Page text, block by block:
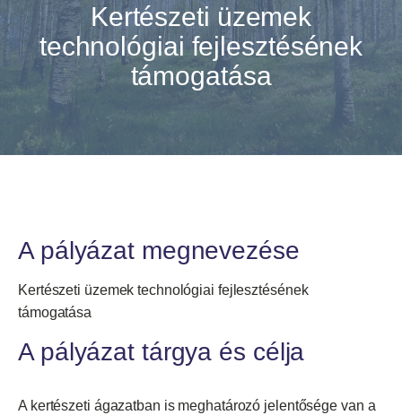
Kertészeti üzemek
technológiai fejlesztésének
támogatása
A pályázat megnevezése
Kertészeti üzemek technológiai fejlesztésének
támogatása
A pályázat tárgya és célja
A kertészeti ágazatban is meghatározó jelentősége van a